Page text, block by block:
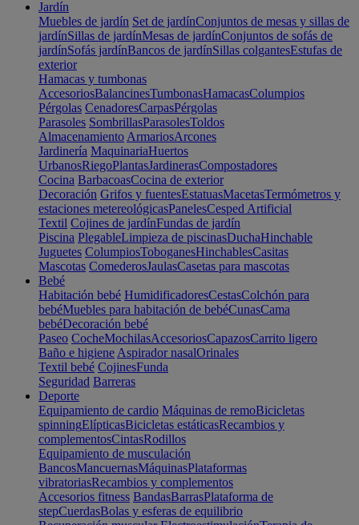
Jardín
Muebles de jardín Set de jardínConjuntos de mesas y sillas de
jardínSillas de jardínMesas de jardínConjuntos de sofás de
jardínSofás jardínBancos de jardínSillas colgantesEstufas de
exterior
Hamacas y tumbonas
AccesoriosBalancinesTumbonasHamacasColumpios
Pérgolas CenadoresCarpasPérgolas
Parasoles SombrillasParasolesToldos
Almacenamiento ArmariosArcones
Jardinería MaquinariaHuertos
UrbanosRiegoPlantasJardinerasCompostadores
Cocina BarbacoasCocina de exterior
Decoración Grifos y fuentesEstatuasMacetasTermómetros y
estaciones metereológicasPanelesCesped Artificial
Textil Cojines de jardínFundas de jardín
Piscina PlegableLimpieza de piscinasDuchaHinchable
Juguetes ColumpiosToboganesHinchablesCasitas
Mascotas ComederosJaulasCasetas para mascotas
Bebé
Habitación bebé HumidificadoresCestasColchón para
bebéMuebles para habitación de bebéCunasCama
bebéDecoración bebé
Paseo CocheMochilasAccesoriosCapazosCarrito ligero
Baño e higiene Aspirador nasalOrinales
Textil bebé CojinesFunda
Seguridad Barreras
Deporte
Equipamiento de cardio Máquinas de remoBicicletas
spinningElípticasBicicletas estáticasRecambios y
complementosCintasRodillos
Equipamiento de musculación
BancosMancuernasMáquinasPlataformas
vibratoriasRecambios y complementos
Accesorios fitness BandasBarrasPlataforma de
stepCuerdasBolas y esferas de equilibrio